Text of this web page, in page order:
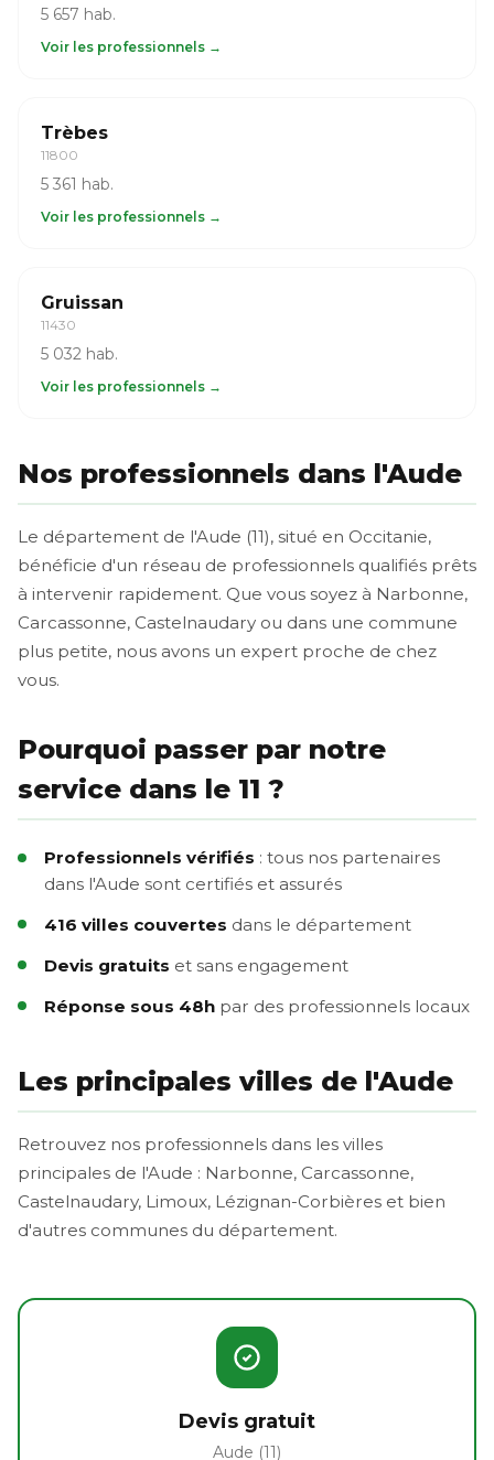
5 657 hab.
Voir les professionnels →
Trèbes
11800
5 361 hab.
Voir les professionnels →
Gruissan
11430
5 032 hab.
Voir les professionnels →
Nos professionnels dans l'Aude
Le département de l'Aude (11), situé en Occitanie,
bénéficie d'un réseau de professionnels qualifiés prêts
à intervenir rapidement. Que vous soyez à Narbonne,
Carcassonne, Castelnaudary ou dans une commune
plus petite, nous avons un expert proche de chez
vous.
Pourquoi passer par notre
service dans le 11 ?
Professionnels vérifiés : tous nos partenaires
dans l'Aude sont certifiés et assurés
416 villes couvertes dans le département
Devis gratuits et sans engagement
Réponse sous 48h par des professionnels locaux
Les principales villes de l'Aude
Retrouvez nos professionnels dans les villes
principales de l'Aude : Narbonne, Carcassonne,
Castelnaudary, Limoux, Lézignan-Corbières et bien
d'autres communes du département.
Devis gratuit
Aude (11)